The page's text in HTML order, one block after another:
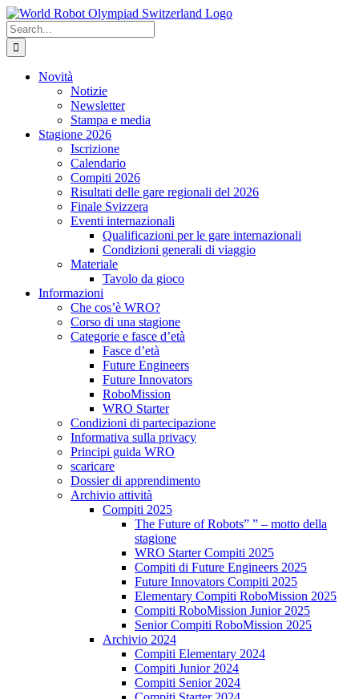
Skip
to
content
Search
for:
Novità
Notizie
Newsletter
Stampa e media
Stagione 2026
Iscrizione
Calendario
Compiti 2026
Risultati delle gare regionali del 2026
Finale Svizzera
Eventi internazionali
Qualificazioni per le gare internazionali
Condizioni generali di viaggio
Materiale
Tavolo da gioco
Informazioni
Che cos’è WRO?
Corso di una stagione
Categorie e fasce d’età
Fasce d’età
Future Engineers
Future Innovators
RoboMission
WRO Starter
Condizioni di partecipazione
Informativa sulla privacy
Principi guida WRO
scaricare
Dossier di apprendimento
Archivio attività
Compiti 2025
The Future of Robots” ” – motto della
stagione
WRO Starter Compiti 2025
Compiti di Future Engineers 2025
Future Innovators Compiti 2025
Elementary Compiti RoboMission 2025
Compiti RoboMission Junior 2025
Senior Compiti RoboMission 2025
Archivio 2024
Compiti Elementary 2024
Compiti Junior 2024
Compiti Senior 2024